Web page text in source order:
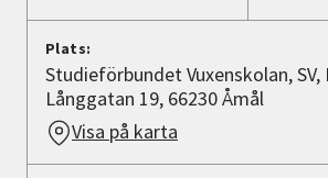
Plats:
Studieförbundet Vuxenskolan, SV,
Långgatan 19, 66230 Åmål
Visa på karta